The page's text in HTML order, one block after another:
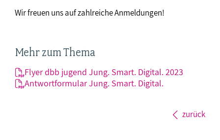
Wir freuen uns auf zahlreiche Anmeldungen!
Mehr zum Thema
Flyer dbb jugend Jung. Smart. Digital. 2023
Antwortformular Jung. Smart. Digital.
zurück